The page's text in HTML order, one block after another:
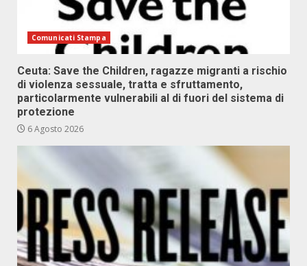
Comunicati Stampa
Ceuta: Save the Children, ragazze migranti a rischio
di violenza sessuale, tratta e sfruttamento,
particolarmente vulnerabili al di fuori del sistema di
protezione
6 Agosto 2026